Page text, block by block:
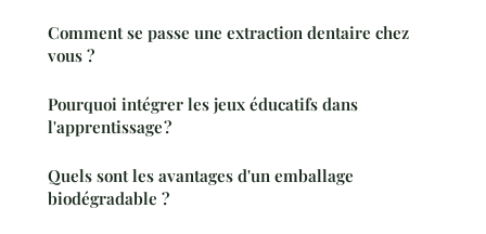
Comment se passe une extraction dentaire chez
vous ?
Pourquoi intégrer les jeux éducatifs dans
l'apprentissage ?
Quels sont les avantages d'un emballage
biodégradable ?